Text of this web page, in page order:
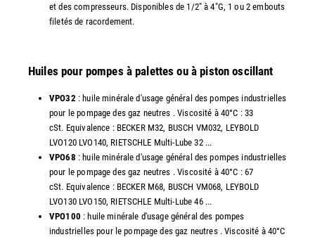
et des compresseurs. Disponibles de 1/2" à 4"G, 1 ou 2 embouts
filetés de racordement.
Huiles pour pompes à palettes ou à piston oscillant
VPO32 : huile minérale d'usage général des pompes industrielles
pour le pompage des gaz neutres . Viscosité à 40°C : 33
cSt. Equivalence : BECKER M32, BUSCH VM032, LEYBOLD
LVO120 LVO140, RIETSCHLE Multi-Lube 32 ...
VPO68 : huile minérale d'usage général des pompes industrielles
pour le pompage des gaz neutres . Viscosité à 40°C : 67
cSt. Equivalence : BECKER M68, BUSCH VM068, LEYBOLD
LVO130 LVO150, RIETSCHLE Multi-Lube 46 ...
VPO100 : huile minérale d'usage général des pompes
industrielles pour le pompage des gaz neutres . Viscosité à 40°C